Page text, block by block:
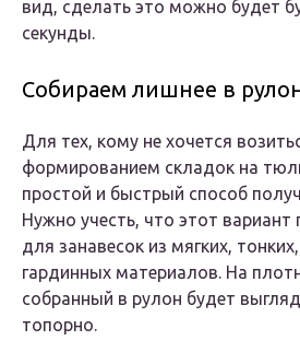
вид, сделать это можно будет
секунды.
Собираем лишнее в
Для тех, кому не хочется
формированием складок на
простой и быстрый способ
Нужно учесть, что этот
для занавесок из мягких,
гардинных материалов. На
собранный в рулон будет
топорно.